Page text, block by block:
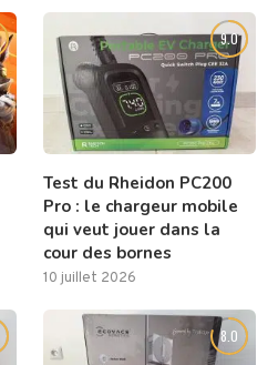
9.0
Test du Rheidon PC200
Pro : le chargeur mobile
qui veut jouer dans la
cour des bornes
10 juillet 2026
8.0